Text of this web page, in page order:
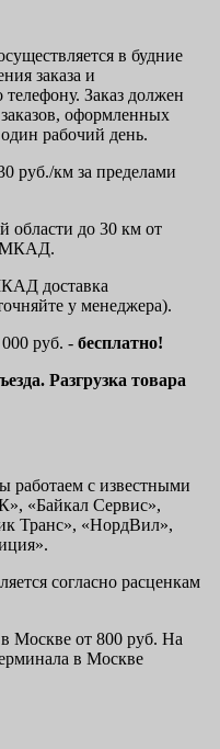
в будние
заказа и
Заказ должен
оформленных
один рабочий день.
руб./км за пределами
области до 30 км от
МКАД.
доставка
у менеджера).
руб. - бесплатно!
Разгрузка товара
работаем с известными
«Байкал Сервис»,
Транс», «НордВил»,
согласно расценкам
Москве от 800 руб. На
в Москве